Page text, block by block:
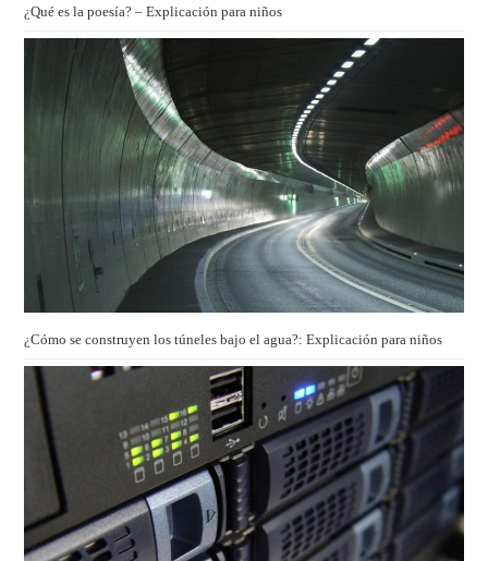
¿Qué es la poesía? – Explicación para niños
¿Cómo se construyen los túneles bajo el agua?: Explicación para niños